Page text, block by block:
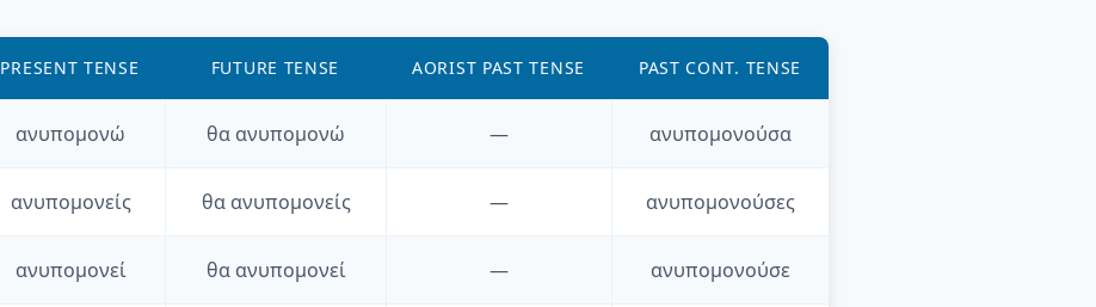
PRESENT TENSE FUTURE TENSE AORIST PAST TENSE PAST CONT. TENSE
ανυπομονώ θα ανυπομονώ — ανυπομονούσα
ανυπομονείς θα ανυπομονείς — ανυπομονούσες
ανυπομονεί θα ανυπομονεί — ανυπομονούσε